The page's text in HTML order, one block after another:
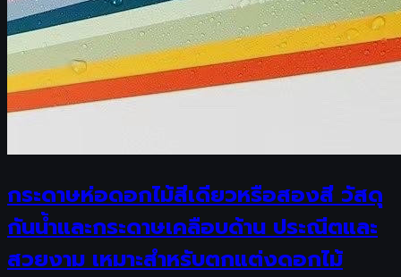
กระดาษห่อดอกไม้สีเดียวหรือสองสี วัสดุ
กันน้ำและกระดาษเคลือบด้าน ประณีตและ
สวยงาม เหมาะสำหรับตกแต่งดอกไม้